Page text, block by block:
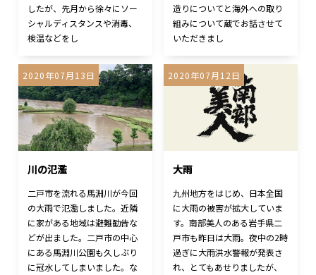
したが、先月から徐々にソー
シャルディスタンスや消毒、
検温などをし
造りについてと海外への取り
組みについて蔵でお話させて
いただきまし
2020年07月13日
川の氾濫
二戸市を流れる馬淵川が今回
の大雨で氾濫しました。近隣
に家がある地域は避難勧告な
どが出ました。二戸市の中心
にある馬淵川公園も久しぶり
に冠水してしまいました。な
2020年07月12日
大雨
九州地方をはじめ、日本全国
に大雨の被害が拡大していま
す。南部美人のある岩手県二
戸市も昨日は大雨。夜中の2時
過ぎに大雨洪水警報が発表さ
れ、とてもあせりましたが、